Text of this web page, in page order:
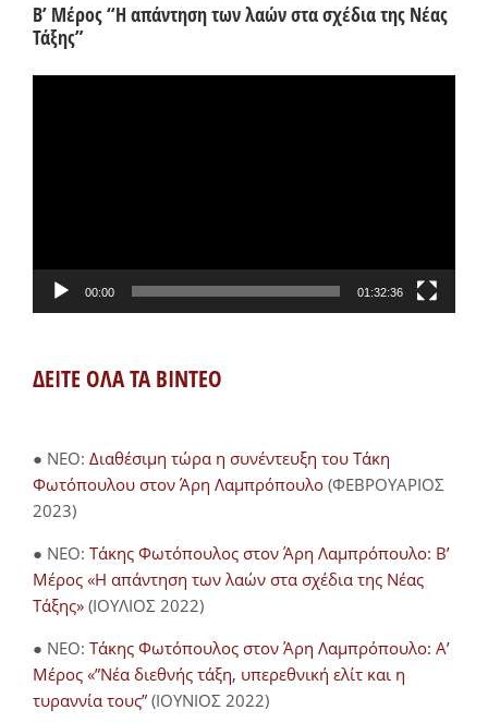
Β’ Μέρος “Η απάντηση των λαών στα σχέδια της Νέας
Τάξης”
00:00 01:32:36
ΔΕΙΤΕ ΟΛΑ ΤΑ ΒΙΝΤΕΟ
● NEO: Διαθέσιμη τώρα η συνέντευξη του Τάκη
Φωτόπουλου στον Άρη Λαμπρόπουλο (ΦΕΒΡΟΥΑΡΙΟΣ
2023)
● NEO: Τάκης Φωτόπουλος στον Άρη Λαμπρόπουλο: Β’
Μέρος «Η απάντηση των λαών στα σχέδια της Νέας
Τάξης» (ΙΟΥΛΙΟΣ 2022)
● NEO: Τάκης Φωτόπουλος στον Άρη Λαμπρόπουλο: Α’
Μέρος «”Νέα διεθνής τάξη, υπερεθνική ελίτ και η
τυραννία τους” (ΙΟΥΝΙΟΣ 2022)